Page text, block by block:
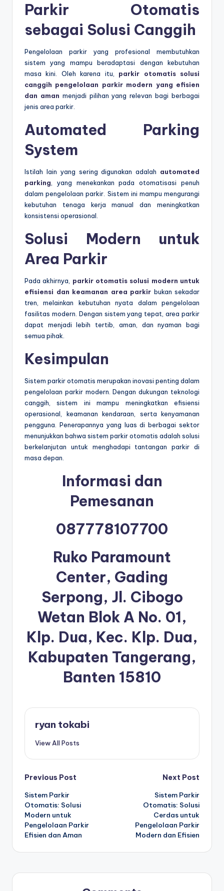
Parkir Otomatis
sebagai Solusi Canggih
Pengelolaan parkir yang profesional membutuhkan
sistem yang mampu beradaptasi dengan kebutuhan
masa kini. Oleh karena itu, parkir otomatis solusi
canggih pengelolaan parkir modern yang efisien
dan aman menjadi pilihan yang relevan bagi berbagai
jenis area parkir.
Automated Parking
System
Istilah lain yang sering digunakan adalah automated
parking , yang menekankan pada otomatisasi penuh
dalam pengelolaan parkir. Sistem ini mampu mengurangi
kebutuhan tenaga kerja manual dan meningkatkan
konsistensi operasional.
Solusi Modern untuk
Area Parkir
Pada akhirnya, parkir otomatis solusi modern untuk
efisiensi dan keamanan area parkir bukan sekadar
tren, melainkan kebutuhan nyata dalam pengelolaan
fasilitas modern. Dengan sistem yang tepat, area parkir
dapat menjadi lebih tertib, aman, dan nyaman bagi
semua pihak.
Kesimpulan
Sistem parkir otomatis merupakan inovasi penting dalam
pengelolaan parkir modern. Dengan dukungan teknologi
canggih, sistem ini mampu meningkatkan efisiensi
operasional, keamanan kendaraan, serta kenyamanan
pengguna. Penerapannya yang luas di berbagai sektor
menunjukkan bahwa sistem parkir otomatis adalah solusi
berkelanjutan untuk menghadapi tantangan parkir di
masa depan.
Informasi dan
Pemesanan
087778107700
Ruko Paramount
Center, Gading
Serpong, Jl. Cibogo
Wetan Blok A No. 01,
Klp. Dua, Kec. Klp. Dua,
Kabupaten Tangerang,
Banten 15810
ryan tokabi
View All Posts
Post
navigation
Previous Post
Sistem Parkir
Otomatis: Solusi
Modern untuk
Pengelolaan Parkir
Efisien dan Aman
Next Post
Sistem Parkir
Otomatis: Solusi
Cerdas untuk
Pengelolaan Parkir
Modern dan Efisien